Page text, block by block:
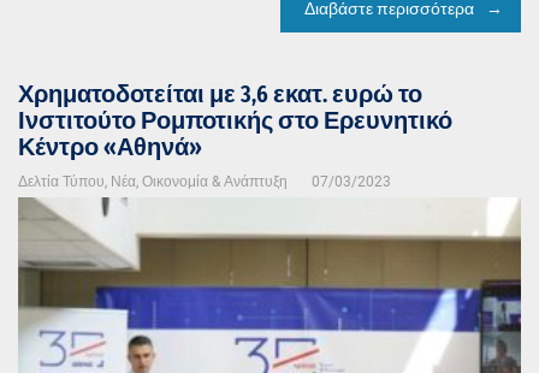
Διαβάστε περισσότερα
Χρηματοδοτείται με 3,6 εκατ. ευρώ το
Ινστιτούτο Ρομποτικής στο Ερευνητικό
Κέντρο «Αθηνά»
Δελτία Τύπου, Νέα, Οικονομία & Ανάπτυξη 07/03/2023